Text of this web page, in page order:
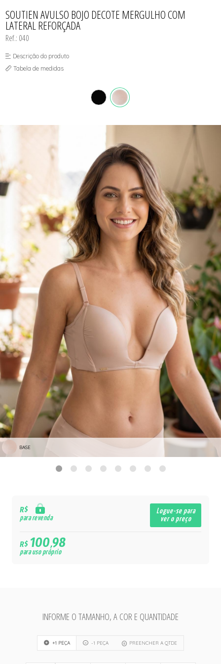
MATERNIDADE
SEM COSTURA
TOP
SOUTIEN AVULSO BOJO DECOTE MERGULHO COM
LATERAL REFORÇADA
Ref.: 040
Descrição do produto
Tabela de medidas
BASE
R$
para revenda
Logue-se para
ver o preço
R$100,98
para uso próprio
INFORME O TAMANHO, A COR E QUANTIDADE
+1 PEÇA -1 PEÇA PREENCHER A QTDE